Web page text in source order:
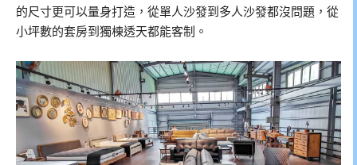
的尺寸更可以量身打造，從單人沙發到多人沙發都沒問題，從
小坪數的套房到獨棟透天都能客制。